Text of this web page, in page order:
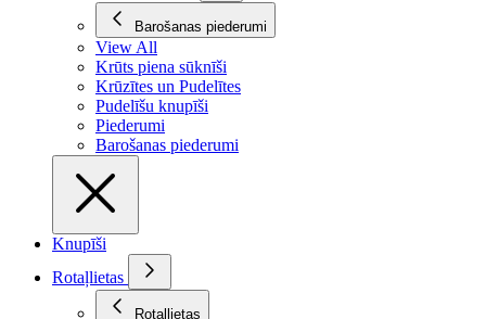
Barošanas piederumi
View All
Krūts piena sūknīši
Krūzītes un Pudelītes
Pudelīšu knupīši
Piederumi
Barošanas piederumi
Knupīši
Rotaļlietas
Rotaļlietas